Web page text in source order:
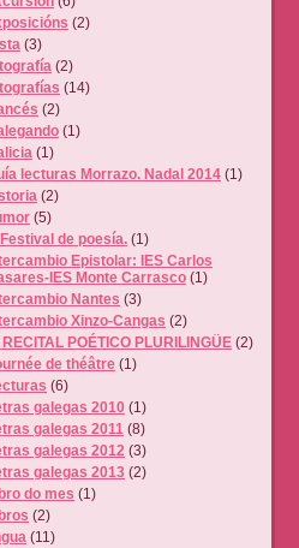
(2)
(3)
(2)
(14)
(2)
(1)
(1)
lecturas Morrazo. Nadal 2014 (1)
(2)
(5)
de poesía. (1)
Epistolar: IES Carlos
IES Monte Carrasco (1)
Nantes (3)
Xinzo-Cangas (2)
RECITAL POÉTICO PLURILINGÜE (2)
de théâtre (1)
(6)
galegas 2010 (1)
galegas 2011 (8)
galegas 2012 (3)
galegas 2013 (2)
do mes (1)
(2)
(11)